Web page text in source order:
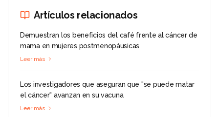
Artículos relacionados
Demuestran los beneficios del café frente al cáncer de
mama en mujeres postmenopáusicas
Leer más
Los investigadores que aseguran que "se puede matar
el cáncer" avanzan en su vacuna
Leer más